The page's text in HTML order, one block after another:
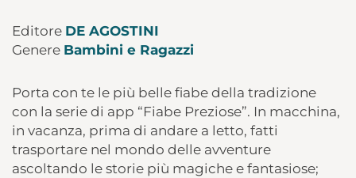
Editore DE AGOSTINI
Genere Bambini e Ragazzi
Porta con te le più belle fiabe della tradizione
con la serie di app “Fiabe Preziose”. In macchina,
in vacanza, prima di andare a letto, fatti
trasportare nel mondo delle avventure
ascoltando le storie più magiche e fantasiose;